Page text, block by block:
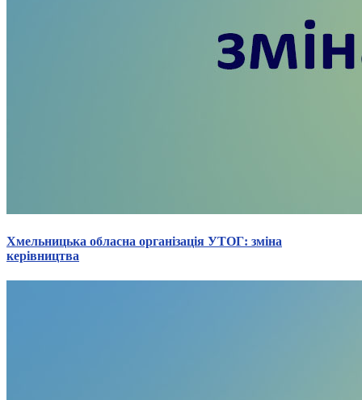
Хмельницька обласна організація УТОГ: зміна
керівництва